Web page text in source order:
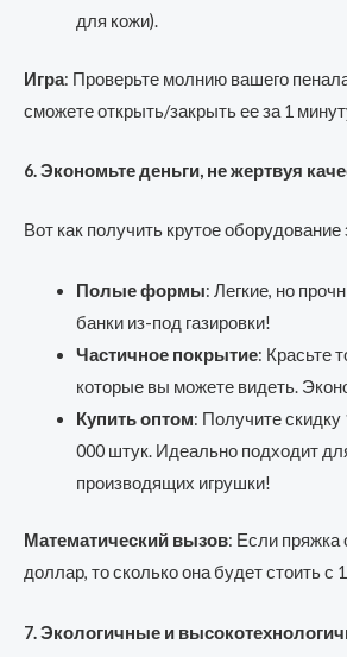
для кожи).
Игра: Проверьте молнию вашего
сможете открыть/закрыть ее за 1
6. Экономьте деньги, не жертвуя
Вот как получить крутое
Полые формы: Легкие, но
банки из-под газировки!
Частичное покрытие: Красьте
которые вы можете видеть.
Купить оптом: Получите скидку
000 штук. Идеально подходит
производящих игрушки!
Математический вызов: Если пряжка
доллар, то сколько она будет стоить с
7. Экологичные и